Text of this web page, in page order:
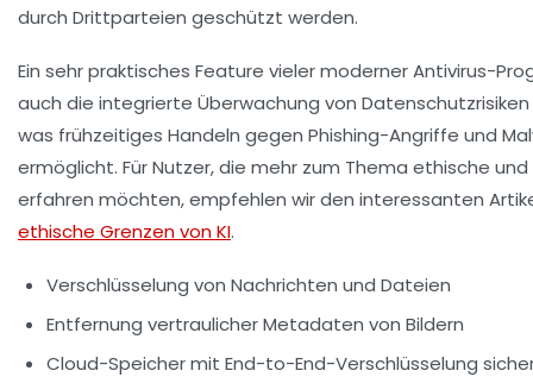
durch Drittparteien geschützt werden.
Ein sehr praktisches Feature vieler moderner Antivirus-
auch die integrierte Überwachung von Datenschutzrisiken
was frühzeitiges Handeln gegen Phishing-Angriffe und
ermöglicht. Für Nutzer, die mehr zum Thema ethische und
erfahren möchten, empfehlen wir den interessanten
ethische Grenzen von KI.
Verschlüsselung von Nachrichten und Dateien
Entfernung vertraulicher Metadaten von Bildern
Cloud-Speicher mit End-to-End-Verschlüsselung